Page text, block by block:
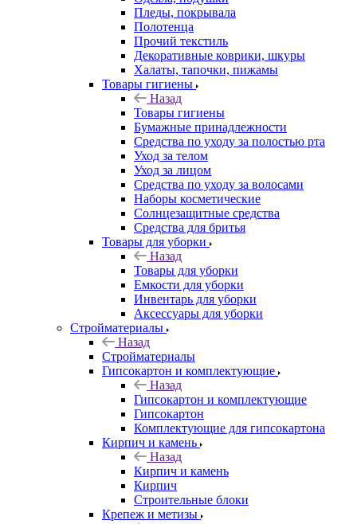
Пледы, покрывала
Полотенца
Прочий текстиль
Декоративные коврики, шкуры
Халаты, тапочки, пижамы
Товары гигиены
Назад
Товары гигиены
Бумажные принадлежности
Средства по уходу за полостью рта
Уход за телом
Уход за лицом
Средства по уходу за волосами
Наборы косметические
Солнцезащитные средства
Средства для бритья
Товары для уборки
Назад
Товары для уборки
Емкости для уборки
Инвентарь для уборки
Аксессуары для уборки
Стройматериалы
Назад
Стройматериалы
Гипсокартон и комплектующие
Назад
Гипсокартон и комплектующие
Гипсокартон
Комплектующие для гипсокартона
Кирпич и камень
Назад
Кирпич и камень
Кирпич
Строительные блоки
Крепеж и метизы